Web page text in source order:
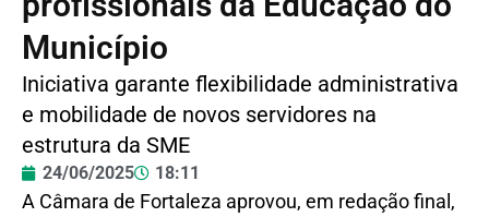
Município
Iniciativa garante flexibilidade administrativa
e mobilidade de novos servidores na
estrutura da SME
24/06/2025 18:11
A Câmara de Fortaleza aprovou, em redação final,